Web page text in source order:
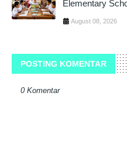
Elementary
August 08, 2026
POSTING KOMENTAR
0 Komentar